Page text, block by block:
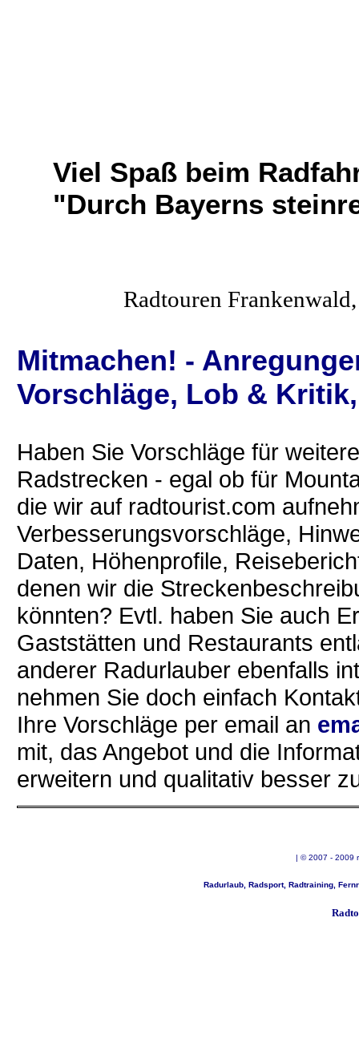
Viel Spaß beim
"Durch Bayerns
Radtouren
Mitmachen! -
Vorschläge, Lob &
Haben Sie Vorschläge für
Radstrecken - egal ob für
die wir auf radtourist.com
Verbesserungsvorschläge,
Daten, Höhenprofile,
denen wir die
könnten? Evtl. haben Sie auch
Gaststätten und Restaurants
anderer Radurlauber ebenfalls
nehmen Sie doch einfach
Ihre Vorschläge per email an
mit, das Angebot und die
erweitern und qualitativ besser
| © 2007 - 2009
Radurlaub, Radsport, Radtraining,